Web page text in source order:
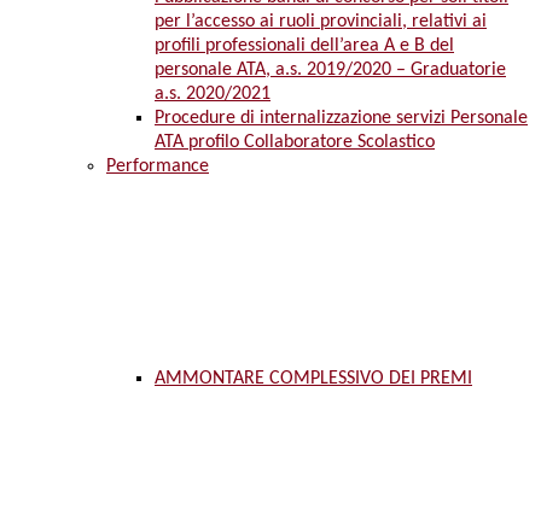
per l’accesso ai ruoli provinciali, relativi ai
profili professionali dell’area A e B del
personale ATA, a.s. 2019/2020 – Graduatorie
a.s. 2020/2021
Procedure di internalizzazione servizi Personale
ATA profilo Collaboratore Scolastico
Performance
AMMONTARE COMPLESSIVO DEI PREMI